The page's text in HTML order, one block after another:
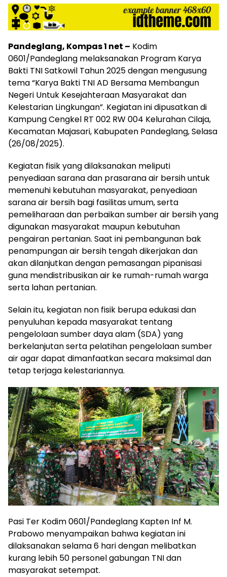
Pandeglang, Kompas 1 net – Kodim
0601/Pandeglang melaksanakan Program Karya
Bakti TNI Satkowil Tahun 2025 dengan mengusung
tema “Karya Bakti TNI AD Bersama Membangun
Negeri Untuk Kesejahteraan Masyarakat dan
Kelestarian Lingkungan”. Kegiatan ini dipusatkan di
Kampung Cengkel RT 002 RW 004 Kelurahan Cilaja,
Kecamatan Majasari, Kabupaten Pandeglang, Selasa
(26/08/2025).
Kegiatan fisik yang dilaksanakan meliputi
penyediaan sarana dan prasarana air bersih untuk
memenuhi kebutuhan masyarakat, penyediaan
sarana air bersih bagi fasilitas umum, serta
pemeliharaan dan perbaikan sumber air bersih yang
digunakan masyarakat maupun kebutuhan
pengairan pertanian. Saat ini pembangunan bak
penampungan air bersih tengah dikerjakan dan
akan dilanjutkan dengan pemasangan pipanisasi
guna mendistribusikan air ke rumah-rumah warga
serta lahan pertanian.
Selain itu, kegiatan non fisik berupa edukasi dan
penyuluhan kepada masyarakat tentang
pengelolaan sumber daya alam (SDA) yang
berkelanjutan serta pelatihan pengelolaan sumber
air agar dapat dimanfaatkan secara maksimal dan
tetap terjaga kelestariannya.
Pasi Ter Kodim 0601/Pandeglang Kapten Inf M.
Prabowo menyampaikan bahwa kegiatan ini
dilaksanakan selama 6 hari dengan melibatkan
kurang lebih 50 personel gabungan TNI dan
masyarakat setempat.